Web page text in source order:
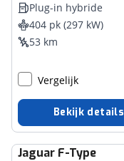
Plug-in hybride
404 pk (297 kW)
53 km
Vergelijk
Bekijk details
Jaguar F-Type